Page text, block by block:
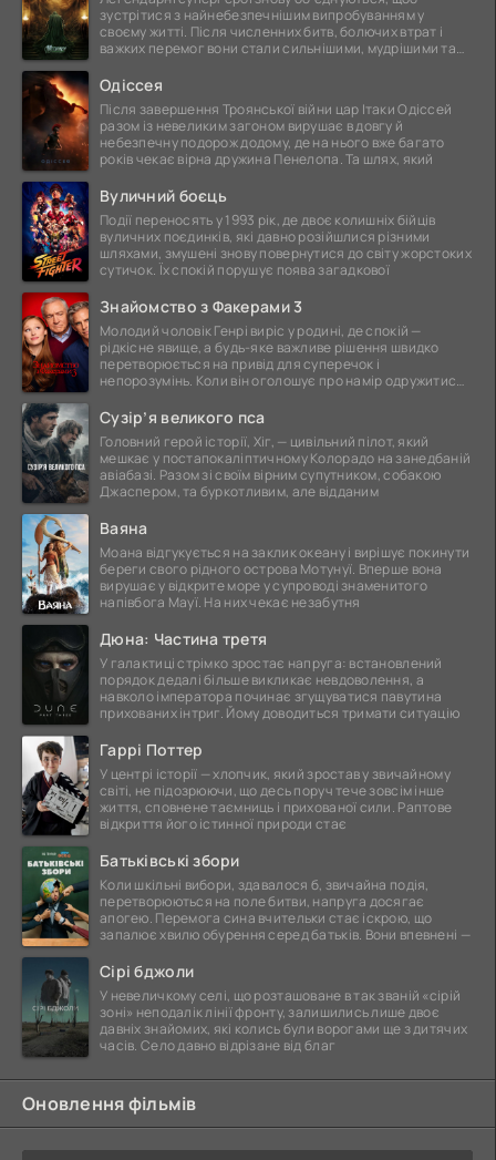
зустрітися з найнебезпечнішим випробуванням у
своєму житті. Після численних битв, болючих втрат і
важких перемог вони стали сильнішими, мудрішими та
Одіссея
Після завершення Троянської війни цар Ітаки Одіссей
разом із невеликим загоном вирушає в довгу й
небезпечну подорож додому, де на нього вже багато
років чекає вірна дружина Пенелопа. Та шлях, який
Вуличний боєць
Події переносять у 1993 рік, де двоє колишніх бійців
вуличних поєдинків, які давно розійшлися різними
шляхами, змушені знову повернутися до світу жорстоких
сутичок. Їх спокій порушує поява загадкової
Знайомство з Факерами 3
Молодий чоловік Генрі виріс у родині, де спокій —
рідкісне явище, а будь-яке важливе рішення швидко
перетворюється на привід для суперечок і
непорозумінь. Коли він оголошує про намір одружитися,
Сузір’я великого пса
Головний герой історії, Хіг, — цивільний пілот, який
мешкає у постапокаліптичному Колорадо на занедбаній
авіабазі. Разом зі своїм вірним супутником, собакою
Джаспером, та буркотливим, але відданим
Ваяна
Моана відгукується на заклик океану і вирішує покинути
береги свого рідного острова Мотунуї. Вперше вона
вирушає у відкрите море у супроводі знаменитого
напівбога Мауї. На них чекає незабутня
Дюна: Частина третя
У галактиці стрімко зростає напруга: встановлений
порядок дедалі більше викликає невдоволення, а
навколо імператора починає згущуватися павутина
прихованих інтриг. Йому доводиться тримати ситуацію
Гаррі Поттер
У центрі історії — хлопчик, який зростав у звичайному
світі, не підозрюючи, що десь поруч тече зовсім інше
життя, сповнене таємниць і прихованої сили. Раптове
відкриття його істинної природи стає
Батьківські збори
Коли шкільні вибори, здавалося б, звичайна подія,
перетворюються на поле битви, напруга досягає
апогею. Перемога сина вчительки стає іскрою, що
запалює хвилю обурення серед батьків. Вони впевнені —
Сірі бджоли
У невеличкому селі, що розташоване в так званій «сірій
зоні» неподалік лінії фронту, залишились лише двоє
давніх знайомих, які колись були ворогами ще з дитячих
часів. Село давно відрізане від благ
Оновлення фільмів